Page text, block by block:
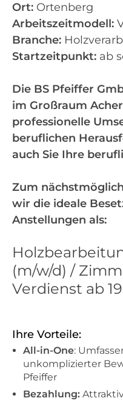
Ort: Ortenberg
Arbeitszeitmodell:
Branche:
Startzeitpunkt: ab
Die BS Pfeiffer
im Großraum
professionelle
beruflichen
auch Sie Ihre
Zum
wir die ideale
Anstellungen als:
(m/w/d) /
Verdienst ab
Ihre Vorteile:
All-in-One:
unkomplizierter
Pfeiffer
Bezahlung: